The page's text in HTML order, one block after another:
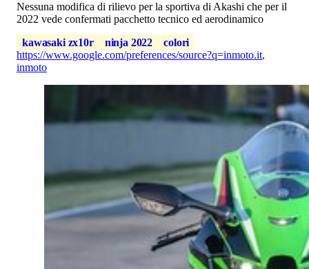
Nessuna modifica di rilievo per la sportiva di Akashi che per il
2022 vede confermati pacchetto tecnico ed aerodinamico
kawasaki zx10r
ninja 2022
colori
https://www.google.com/preferences/source?q=inmoto.it,
inmoto